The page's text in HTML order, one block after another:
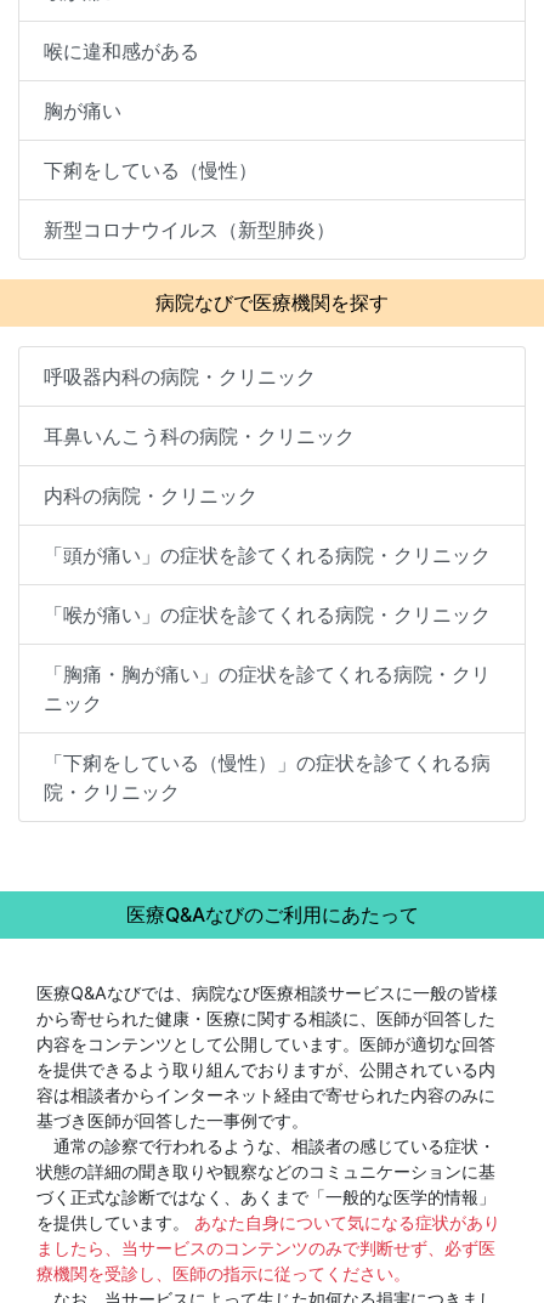
喉に違和感がある
胸が痛い
下痢をしている（慢性）
新型コロナウイルス（新型肺炎）
病院なびで医療機関を探す
呼吸器内科の病院・クリニック
耳鼻いんこう科の病院・クリニック
内科の病院・クリニック
「頭が痛い」の症状を診てくれる病院・クリニック
「喉が痛い」の症状を診てくれる病院・クリニック
「胸痛・胸が痛い」の症状を診てくれる病院・クリ
ニック
「下痢をしている（慢性）」の症状を診てくれる病
院・クリニック
医療Q&Aなびのご利用にあたって
医療Q&Aなびでは、病院なび医療相談サービスに一般の皆様
から寄せられた健康・医療に関する相談に、医師が回答した
内容をコンテンツとして公開しています。医師が適切な回答
を提供できるよう取り組んでおりますが、公開されている内
容は相談者からインターネット経由で寄せられた内容のみに
基づき医師が回答した一事例です。
通常の診察で行われるような、相談者の感じている症状・
状態の詳細の聞き取りや観察などのコミュニケーションに基
づく正式な診断ではなく、あくまで「一般的な医学的情報」
を提供しています。 あなた自身について気になる症状があり
ましたら、当サービスのコンテンツのみで判断せず、必ず医
療機関を受診し、医師の指示に従ってください。
なお、当サービスによって生じた如何なる損害につきまし